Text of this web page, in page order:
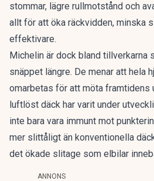
stommar, lägre rullmotstånd och
allt för att öka räckvidden, minska
effektivare.
Michelin är dock bland tillverkarna
snäppet längre. De menar att hela
omarbetas för att möta framtidens
luftlöst däck har varit under
inte bara vara immunt mot
mer slittåligt än konventionella
det ökade slitage som elbilar
ANNONS